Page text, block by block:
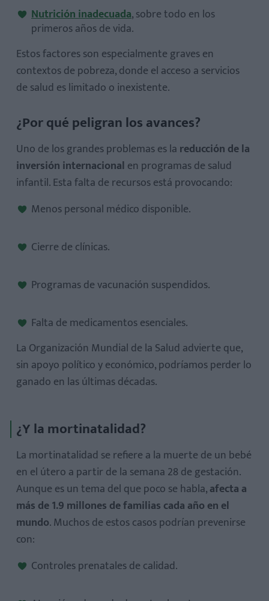
Nutrición inadecuada, sobre todo en los
primeros años de vida.
Estos factores son especialmente graves en
contextos de pobreza, donde el acceso a servicios
de salud es limitado o inexistente.
¿Por qué peligran los avances?
Uno de los grandes problemas es la reducción de la
inversión internacional en programas de salud
infantil. Esta falta de recursos está provocando:
Menos personal médico disponible.
Cierre de clínicas.
Programas de vacunación suspendidos.
Falta de medicamentos esenciales.
La Organización Mundial de la Salud advierte que,
sin apoyo político y económico, podríamos perder lo
ganado en las últimas décadas.
¿Y la mortinatalidad?
La mortinatalidad se refiere a la muerte de un bebé
en el útero a partir de la semana 28 de gestación.
Aunque es un tema del que poco se habla,afecta a
más de 1.9 millones de familias cada año en el
mundo. Muchos de estos casos podrían prevenirse
con:
Controles prenatales de calidad.